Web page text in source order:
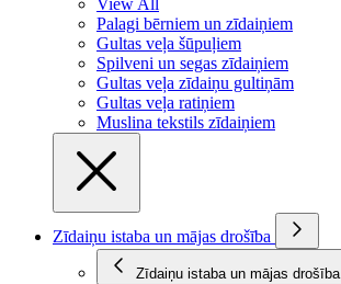
View All
Palagi bērniem un zīdaiņiem
Gultas veļa šūpuļiem
Spilveni un segas zīdaiņiem
Gultas veļa zīdaiņu gultiņām
Gultas veļa ratiņiem
Muslina tekstils zīdaiņiem
Zīdaiņu istaba un mājas drošība
Zīdaiņu istaba un mājas drošība